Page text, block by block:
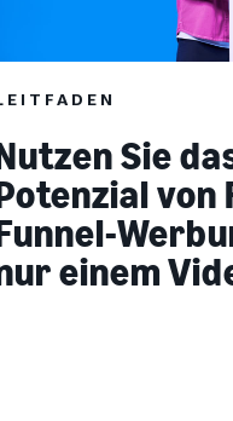
Sie
von
einem